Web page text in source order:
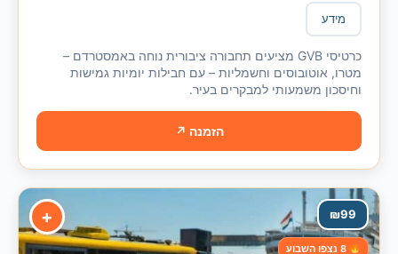
מידע
כרטיסי GVB מציעים תחבורה ציבורית נוחה באמסטרדם –
מטרו, אוטובוסים וחשמליות – עם חבילות יומיות גמישות
וחיסכון משמעותי למבקרים בעיר.
הזמנה ↗
+ 99
₪